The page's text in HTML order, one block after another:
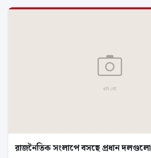
রাজনৈতিক সংলাপে বসছে প্রধান দলগুলো